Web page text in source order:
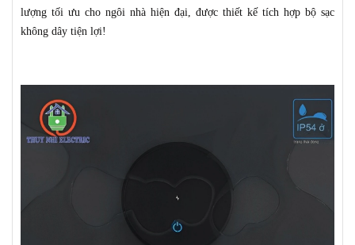
lượng tối ưu cho ngôi nhà hiện đại, được thiết kế tích hợp bộ sạc
không dây tiện lợi!